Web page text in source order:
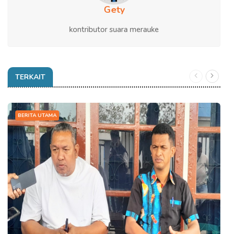
Gety
kontributor suara merauke
TERKAIT
BERITA UTAMA